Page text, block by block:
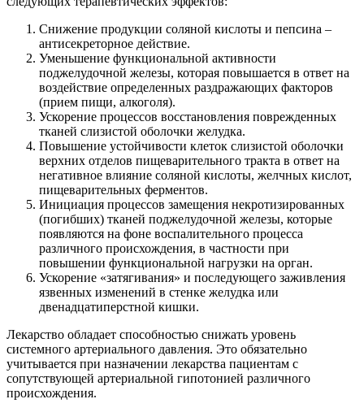
Снижение продукции соляной кислоты и пепсина –
антисекреторное действие.
Уменьшение функциональной активности
поджелудочной железы, которая повышается в ответ на
воздействие определенных раздражающих факторов
(прием пищи, алкоголя).
Ускорение процессов восстановления поврежденных
тканей слизистой оболочки желудка.
Повышение устойчивости клеток слизистой оболочки
верхних отделов пищеварительного тракта в ответ на
негативное влияние соляной кислоты, желчных кислот,
пищеварительных ферментов.
Инициация процессов замещения некротизированных
(погибших) тканей поджелудочной железы, которые
появляются на фоне воспалительного процесса
различного происхождения, в частности при
повышении функциональной нагрузки на орган.
Ускорение «затягивания» и последующего заживления
язвенных изменений в стенке желудка или
двенадцатиперстной кишки.
Лекарство обладает способностью снижать уровень
системного артериального давления. Это обязательно
учитывается при назначении лекарства пациентам с
сопутствующей артериальной гипотонией различного
происхождения.